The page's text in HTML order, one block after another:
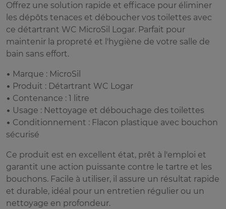
Offrez une solution rapide et efficace pour éliminer
les dépôts tenaces et déboucher vos toilettes avec
ce détartrant WC MicroSil Logar. Parfait pour
maintenir la propreté et l'hygiène de votre salle de
bain sans effort.
• Marque : MicroSil
• Produit : Détartrant WC Logar
• Contenance : 1 litre
• Usage : Nettoyage et débouchage des toilettes
• Conditionnement : Flacon plastique avec bouchon
sécurisé
Ce produit est en excellent état, prêt à l'emploi et
garantit une action puissante contre le tartre et les
bouchons. Facile à utiliser, il assure un résultat rapide
et durable, idéal pour un entretien régulier ou un
nettoyage en profondeur.